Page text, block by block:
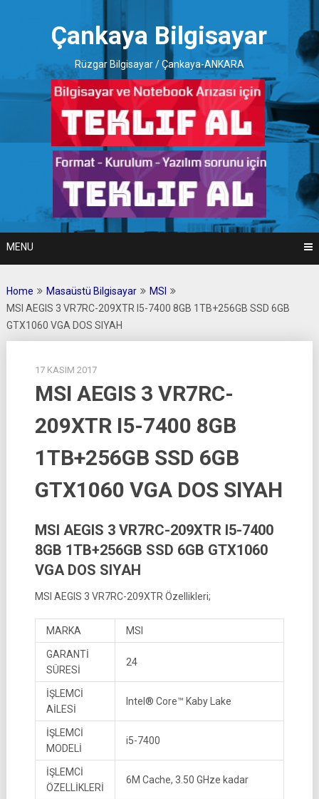
Çankaya Bilgisayar
Rüzgar Bilgisayar / Çankaya-ANKARA
MENU
Home Masaüstü Bilgisayar
MSI
MSI AEGIS 3 VR7RC-209XTR I5-7400 8GB 1TB+256GB SSD 6GB
GTX1060 VGA DOS SIYAH
17 KASIM 2017
MSI AEGIS 3 VR7RC-
209XTR I5-7400 8GB
1TB+256GB SSD 6GB
GTX1060 VGA DOS SIYAH
MSI AEGIS 3 VR7RC-209XTR I5-7400
8GB 1TB+256GB SSD 6GB GTX1060
VGA DOS SIYAH
MSI AEGIS 3 VR7RC-209XTR Özellikleri;
MARKA MSI
GARANTİ
SÜRESİ
24
İŞLEMCİ
AİLESİ
Intel® Core™ Kaby Lake
İŞLEMCİ
MODELİ
i5-7400
İŞLEMCİ
ÖZELLİKLERİ
6M Cache, 3.50 GHze kadar